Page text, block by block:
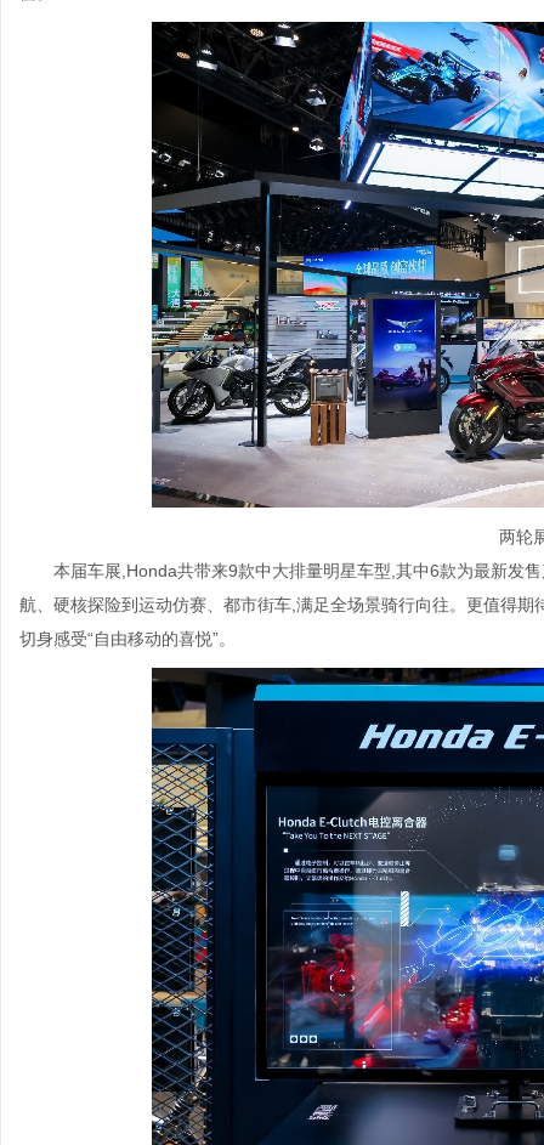
两轮
本届车展,Honda共带来9款中大排量明星车型,其中6款为最新发
航、硬核探险到运动仿赛、都市街车,满足全场景骑行向往。更值得
切身感受“自由移动的喜悦”。